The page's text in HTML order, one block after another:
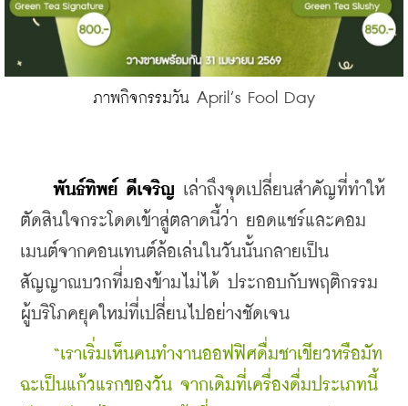
ภาพกิจกรรมวัน April’s Fool Day
พันธ์ทิพย์ ดีเจริญ เล่าถึงจุดเปลี่ยนสำคัญที่ทำให้
ตัดสินใจกระโดดเข้าสู่ตลาดนี้ว่า ยอดแชร์และคอม
เมนต์จากคอนเทนต์ล้อเล่นในวันนั้นกลายเป็น
สัญญาณบวกที่มองข้ามไม่ได้ ประกอบกับพฤติกรรม
ผู้บริโภคยุคใหม่ที่เปลี่ยนไปอย่างชัดเจน
“เราเริ่มเห็นคนทำงานออฟฟิศดื่มชาเขียวหรือมัท
ฉะเป็นแก้วแรกของวัน จากเดิมที่เครื่องดื่มประเภทนี้